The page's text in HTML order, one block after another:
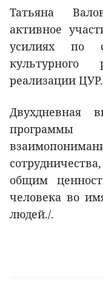
Татьяна
активное
усилиях по
реализации ЦУР.
Двухдневная
общим
человека во
людей./.